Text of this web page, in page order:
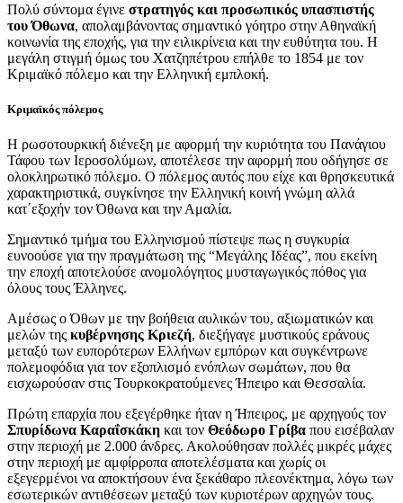
Πολύ σύντομα έγινε στρατηγός και προσωπικός υπασπιστής
του Όθωνα, απολαμβάνοντας σημαντικό γόητρο στην Αθηναϊκή
κοινωνία της εποχής, για την ειλικρίνεια και την ευθύτητα του. Η
μεγάλη στιγμή όμως του Χατζηπέτρου επήλθε το 1854 με τον
Κριμαϊκό πόλεμο και την Ελληνική εμπλοκή.
Κριμαϊκός πόλεμος
Η ρωσοτουρκική διένεξη με αφορμή την κυριότητα του Πανάγιου
Τάφου των Ιεροσολύμων, αποτέλεσε την αφορμή που οδήγησε σε
ολοκληρωτικό πόλεμο. Ο πόλεμος αυτός που είχε και θρησκευτικά
χαρακτηριστικά, συγκίνησε την Ελληνική κοινή γνώμη αλλά
κατ΄εξοχήν τον Όθωνα και την Αμαλία.
Σημαντικό τμήμα του Ελληνισμού πίστεψε πως η συγκυρία
ευνοούσε για την πραγμάτωση της “Μεγάλης Ιδέας”, που εκείνη
την εποχή αποτελούσε ανομολόγητος μυσταγωγικός πόθος για
όλους τους Έλληνες.
Αμέσως ο Όθων με την βοήθεια αυλικών του, αξιωματικών και
μελών της κυβέρνησης Κριεζή, διεξήγαγε μυστικούς εράνους
μεταξύ των ευπορότερων Ελλήνων εμπόρων και συγκέντρωνε
πολεμοφόδια για τον εξοπλισμό ενόπλων σωμάτων, που θα
εισχωρούσαν στις Τουρκοκρατούμενες Ήπειρο και Θεσσαλία.
Πρώτη επαρχία που εξεγέρθηκε ήταν η Ήπειρος, με αρχηγούς τον
Σπυρίδωνα Καραΐσκάκη και τον Θεόδωρο Γρίβα που εισέβαλαν
στην περιοχή με 2.000 άνδρες. Ακολούθησαν πολλές μικρές μάχες
στην περιοχή με αμφίρροπα αποτελέσματα και χωρίς οι
εξεγερμένοι να αποκτήσουν ένα ξεκάθαρο πλεονέκτημα, λόγω των
εσωτερικών αντιθέσεων μεταξύ των κυριοτέρων αρχηγών τους.